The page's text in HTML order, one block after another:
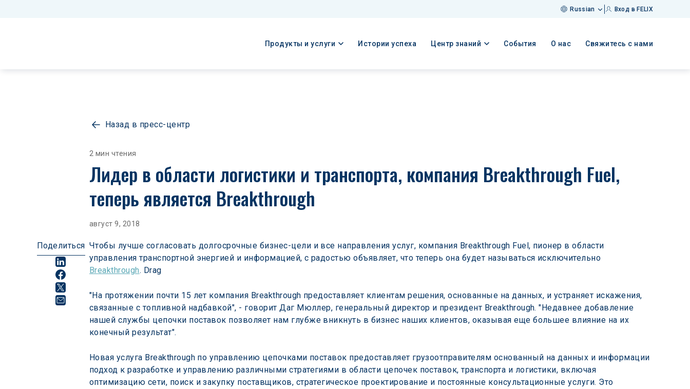
Russian Вход в FELIX
Продукты и услуги Истории успеха Центр знаний События О нас Свяжитесь с нами
Назад в пресс-центр
2 мин чтения
Лидер в области логистики и транспорта, компания Breakthrough Fuel,
теперь является Breakthrough
август 9, 2018
Поделиться Чтобы лучше согласовать долгосрочные бизнес-цели и все направления услуг, компания Breakthrough Fuel, пионер в области
управления транспортной энергией и информацией, с радостью объявляет, что теперь она будет называться исключительно
Breakthrough. Drag
"На протяжении почти 15 лет компания Breakthrough предоставляет клиентам решения, основанные на данных, и устраняет искажения,
связанные с топливной надбавкой", - говорит Даг Мюллер, генеральный директор и президент Breakthrough. "Недавнее добавление
нашей службы цепочки поставок позволяет нам глубже вникнуть в бизнес наших клиентов, оказывая еще большее влияние на их
конечный результат".
Новая услуга Breakthrough по управлению цепочками поставок предоставляет грузоотправителям основанный на данных и информации
подход к разработке и управлению различными стратегиями в области цепочек поставок, транспорта и логистики, включая
оптимизацию сети, поиск и закупку поставщиков, стратегическое проектирование и постоянные консультационные услуги. Это